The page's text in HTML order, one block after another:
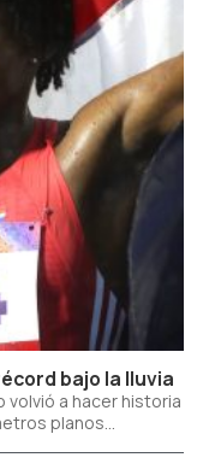
bajo la lluvia
volvió a hacer historia
planos...